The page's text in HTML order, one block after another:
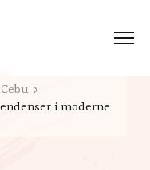
i moderne